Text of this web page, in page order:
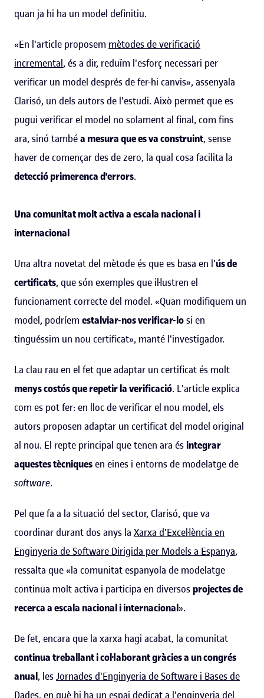
quan ja hi ha un model definitiu.
«En l'article proposem mètodes de verificació
incremental, és a dir, reduïm l'esforç necessari per
verificar un model després de fer-hi canvis», assenyala
Clarisó, un dels autors de l'estudi. Això permet que es
pugui verificar el model no solament al final, com fins
ara, sinó tambéa mesura que es va construint, sense
haver de començar des de zero, la qual cosa facilita la
detecció primerenca d'errors.
Una comunitat molt activa a escala nacional i
internacional
Una altra novetat del mètode és que es basa en l'ús de
certificats, que són exemples que il·lustren el
funcionament correcte del model. «Quan modifiquem un
model, podríem estalviar-nos verificar-losi en
tinguéssim un nou certificat», manté l'investigador.
La clau rau en el fet que adaptar un certificat és molt
menys costós que repetir la verificació. L'article explica
com es pot fer: en lloc de verificar el nou model, els
autors proposen adaptar un certificat del model original
al nou. El repte principal que tenen ara ésintegrar
aquestes tècniquesen eines i entorns de modelatge de
software.
Pel que fa a la situació del sector, Clarisó, que va
coordinar durant dos anys la Xarxa d'Excel·lència en
Enginyeria de Software Dirigida per Models a Espanya,
ressalta que «la comunitat espanyola de modelatge
continua molt activa i participa en diversos projectes de
recerca a escala nacional i internacional».
De fet, encara que la xarxa hagi acabat, la comunitat
continua treballant i col·laborant gràcies a un congrés
anual, lesJornades d'Enginyeria de Software i Bases de
Dades, en què hi ha un espai dedicat a l'enginyeria del